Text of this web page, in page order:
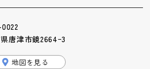
唐津市鏡2664ｰ3
地図を見る